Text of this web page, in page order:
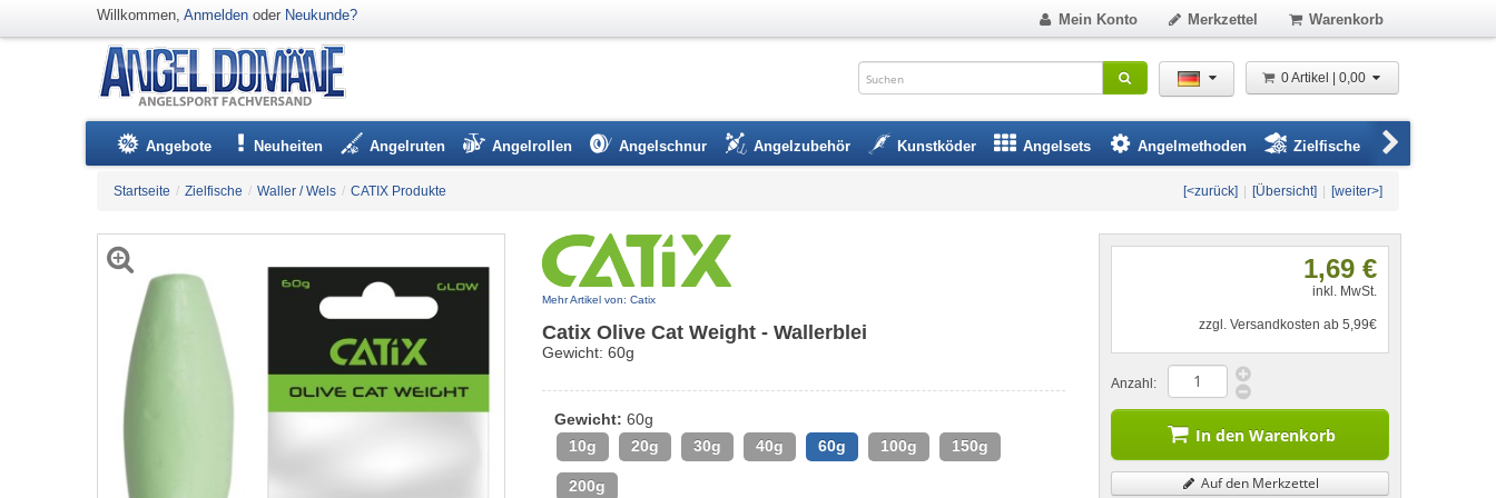
Willkommen, Anmelden oder Neukunde? Mein Konto Merkzettel Warenkorb
0 Artikel | 0,00
Angebote Neuheiten Angelruten Angelrollen Angelschnur Angelzubehör Kunstköder Angelsets Angelmethoden Zielfische
Startseite / Zielfische / Waller / Wels / CATIX Produkte [<zurück] [Übersicht] [weiter>]
Mehr Artikel von: Catix
Catix Olive Cat Weight - Wallerblei
Gewicht: 60g
Gewicht: 60g
10g 20g 30g 40g 60g 100g 150g
200g
1,69 €
inkl. MwSt.
zzgl. Versandkosten ab 5,99€
Anzahl:
In den Warenkorb
Auf den Merkzettel